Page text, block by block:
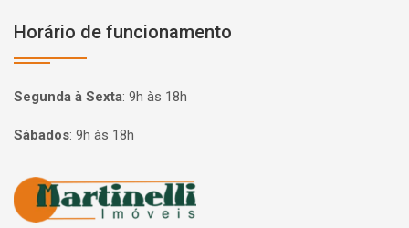
Horário de funcionamento
Segunda à Sexta: 9h às 18h
Sábados: 9h às 18h
Página inicial